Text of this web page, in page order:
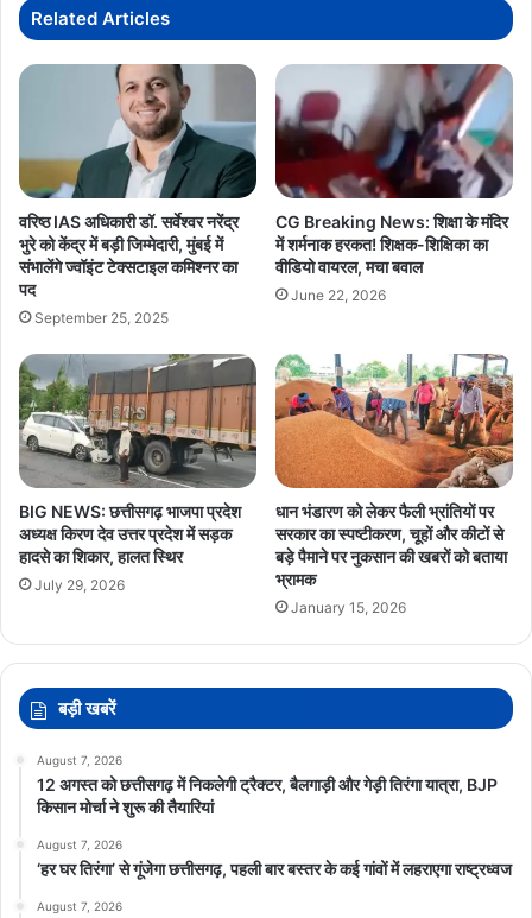
तक,
कुल
15
बैठकें
का
अभिभाषण
और
वित्तीय
कार्य
होंगे
प्रमुख
Related Articles
वरिष्ठ IAS अधिकारी डॉ. सर्वेश्वर नरेंद्र
भुरे को केंद्र में बड़ी जिम्मेदारी, मुंबई में
संभालेंगे ज्वॉइंट टेक्सटाइल कमिश्नर का
पद
September 25, 2025
CG Breaking News: शिक्षा के मंदिर
में शर्मनाक हरकत! शिक्षक-शिक्षिका का
वीडियो वायरल, मचा बवाल
June 22, 2026
BIG NEWS: छत्तीसगढ़ भाजपा प्रदेश
अध्यक्ष किरण देव उत्तर प्रदेश में सड़क
हादसे का शिकार, हालत स्थिर
July 29, 2026
धान भंडारण को लेकर फैली भ्रांतियों पर
सरकार का स्पष्टीकरण, चूहों और कीटों से
बड़े पैमाने पर नुकसान की खबरों को बताया
भ्रामक
January 15, 2026
बड़ी खबरें
August 7, 2026
12 अगस्त को छत्तीसगढ़ में निकलेगी ट्रैक्टर, बैलगाड़ी और गेड़ी तिरंगा यात्रा, BJP
किसान मोर्चा ने शुरू की तैयारियां
August 7, 2026
‘हर घर तिरंगा’ से गूंजेगा छत्तीसगढ़, पहली बार बस्तर के कई गांवों में लहराएगा राष्ट्रध्वज
August 7, 2026